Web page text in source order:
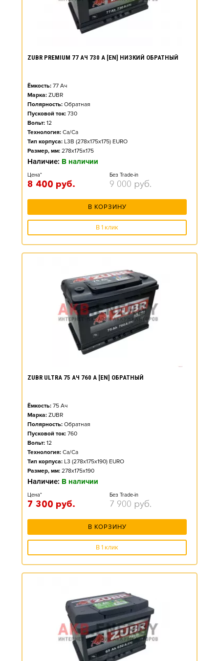
ZUBR PREMIUM 77 АЧ 730 А [EN] НИЗКИЙ ОБРАТНЫЙ
Ёмкость: 77 Ач
Марка: ZUBR
Полярность: Обратная
Пусковой ток: 730
Вольт: 12
Технология: Ca/Ca
Тип корпуса: L3B (278x175x175) EURO
Размер, мм: 278x175x175
Наличие: В наличии
Цена*
8 400 руб.
Без Trade-in
9 000 руб.
В КОРЗИНУ
В 1 клик
ZUBR ULTRA 75 АЧ 760 А [EN] ОБРАТНЫЙ
Ёмкость: 75 Ач
Марка: ZUBR
Полярность: Обратная
Пусковой ток: 760
Вольт: 12
Технология: Ca/Ca
Тип корпуса: L3 (278x175x190) EURO
Размер, мм: 278x175x190
Наличие: В наличии
Цена*
7 300 руб.
Без Trade-in
7 900 руб.
В КОРЗИНУ
В 1 клик